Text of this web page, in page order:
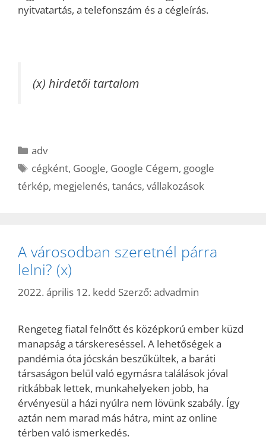
nyitvatartás, a telefonszám és a cégleírás.
(x) hirdetői tartalom
Kategória
adv
Címkék
cégként, Google, Google Cégem, google
térkép, megjelenés, tanács, vállakozások
A városodban szeretnél párra
lelni? (x)
2022. április 12. kedd Szerző: advadmin
Rengeteg fiatal felnőtt és középkorú ember küzd
manapság a társkereséssel. A lehetőségek a
pandémia óta jócskán beszűkültek, a baráti
társaságon belül való egymásra találások jóval
ritkábbak lettek, munkahelyeken jobb, ha
érvényesül a házi nyúlra nem lövünk szabály. Így
aztán nem marad más hátra, mint az online
térben való ismerkedés.